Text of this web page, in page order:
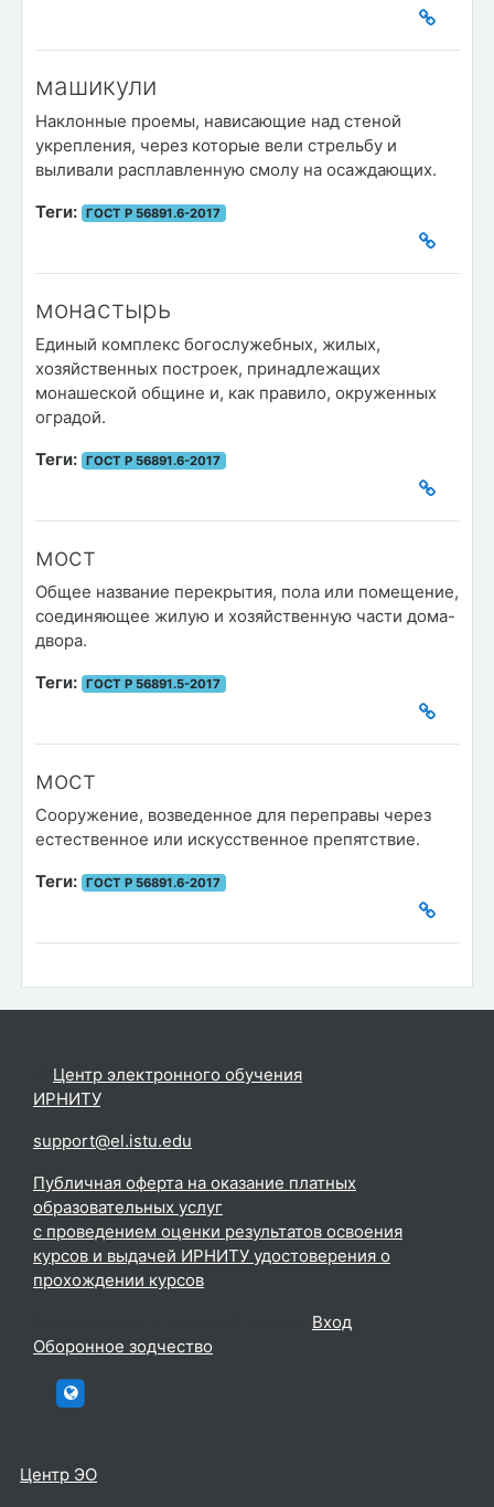
машикули
Наклонные проемы, нависающие над стеной
укрепления, через которые вели стрельбу и
выливали расплавленную смолу на осаждающих.
Теги:
ГОСТ Р 56891.6-2017
монастырь
Единый комплекс богослужебных, жилых,
хозяйственных построек, принадлежащих
монашеской общине и, как правило, окруженных
оградой.
Теги:
ГОСТ Р 56891.6-2017
мост
Общее название перекрытия, пола или помещение,
соединяющее жилую и хозяйственную части дома-
двора.
Теги:
ГОСТ Р 56891.5-2017
мост
Сооружение, возведенное для переправы через
естественное или искусственное препятствие.
Теги:
ГОСТ Р 56891.6-2017
Центр электронного обучения
ИРНИТУ.
support@el.istu.edu
Публичная оферта на оказание платных
образовательных услуг
с проведением оценки результатов освоения
курсов и выдачей ИРНИТУ удостоверения о
прохождении курсов
Вход
Оборонное зодчество
Центр ЭО